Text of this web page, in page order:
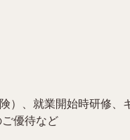
）、就業開始時研修
優待など